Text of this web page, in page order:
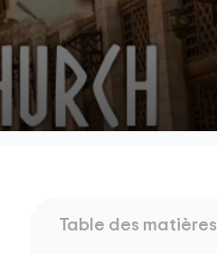
Table des matières